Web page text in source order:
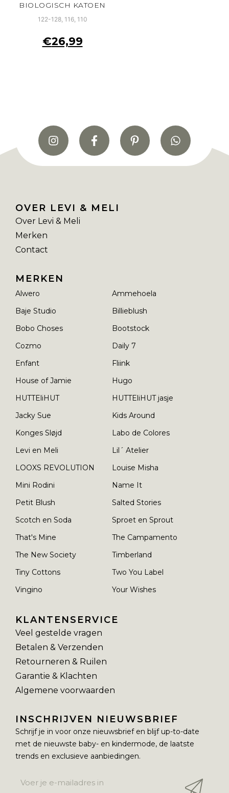
BIOLOGISCH KATOEN
122-128, 116, 110
€26,99
OVER LEVI & MELI
Over Levi & Meli
Merken
Contact
MERKEN
Alwero
Ammehoela
Baje Studio
Billieblush
Bobo Choses
Bootstock
Cozmo
Daily 7
Enfant
Fliink
House of Jamie
Hugo
HUTTEliHUT
HUTTEliHUT jasje
Jacky Sue
Kids Around
Konges Sløjd
Labo de Colores
Levi en Meli
Lil´ Atelier
LOOXS REVOLUTION
Louise Misha
Mini Rodini
Name It
Petit Blush
Salted Stories
Scotch en Soda
Sproet en Sprout
That's Mine
The Campamento
The New Society
Timberland
Tiny Cottons
Two You Label
Vingino
Your Wishes
KLANTENSERVICE
Veel gestelde vragen
Betalen & Verzenden
Retourneren & Ruilen
Garantie & Klachten
Algemene voorwaarden
INSCHRIJVEN NIEUWSBRIEF
Schrijf je in voor onze nieuwsbrief en blijf up-to-date
met de nieuwste baby- en kindermode, de laatste
trends en exclusieve aanbiedingen.